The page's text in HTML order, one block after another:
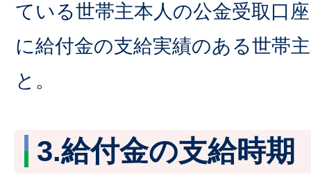
ている世帯主本人の公金受取口
に給付金の支給実績のある世帯
と。
3.給付金の支給時期